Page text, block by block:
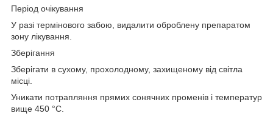
Період очікування
У разі термінового забою, видалити оброблену препаратом
зону лікування.
Зберігання
Зберігати в сухому, прохолодному, захищеному від світла
місці.
Уникати потрапляння прямих сонячних променів і температур
вище 450 °C.